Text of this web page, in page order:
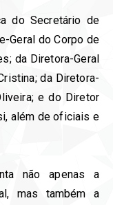
do Secretário de
Geral do Corpo de
da Diretora-Geral
da Diretora-
e do Diretor
além de oficiais e
não apenas a
mas também a